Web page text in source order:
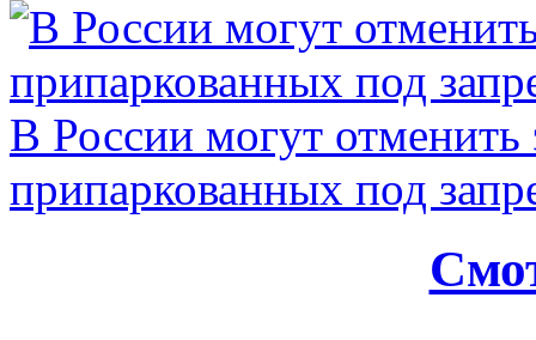
В России могут
припаркованных под